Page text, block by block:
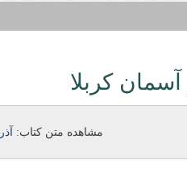
كربلا
مشاهده متن کتاب: